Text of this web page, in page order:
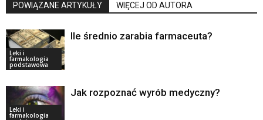
POWIĄZANE ARTYKUŁY WIĘCEJ OD AUTORA
Leki i
farmakologia
podstawowa
Ile średnio zarabia farmaceuta?
Leki i
farmakologia
Jak rozpoznać wyrób medyczny?